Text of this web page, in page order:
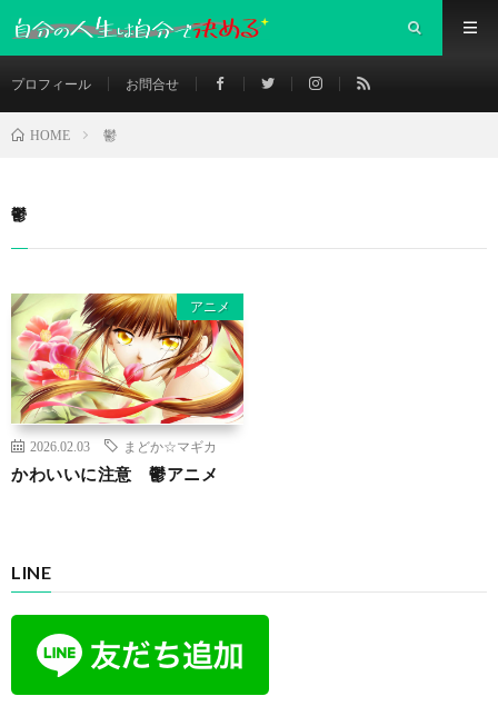
プロフィール お問合せ
HOME 鬱
鬱
アニメ
2026.02.03 まどか☆マギカ
かわいいに注意 鬱アニメ
LINE